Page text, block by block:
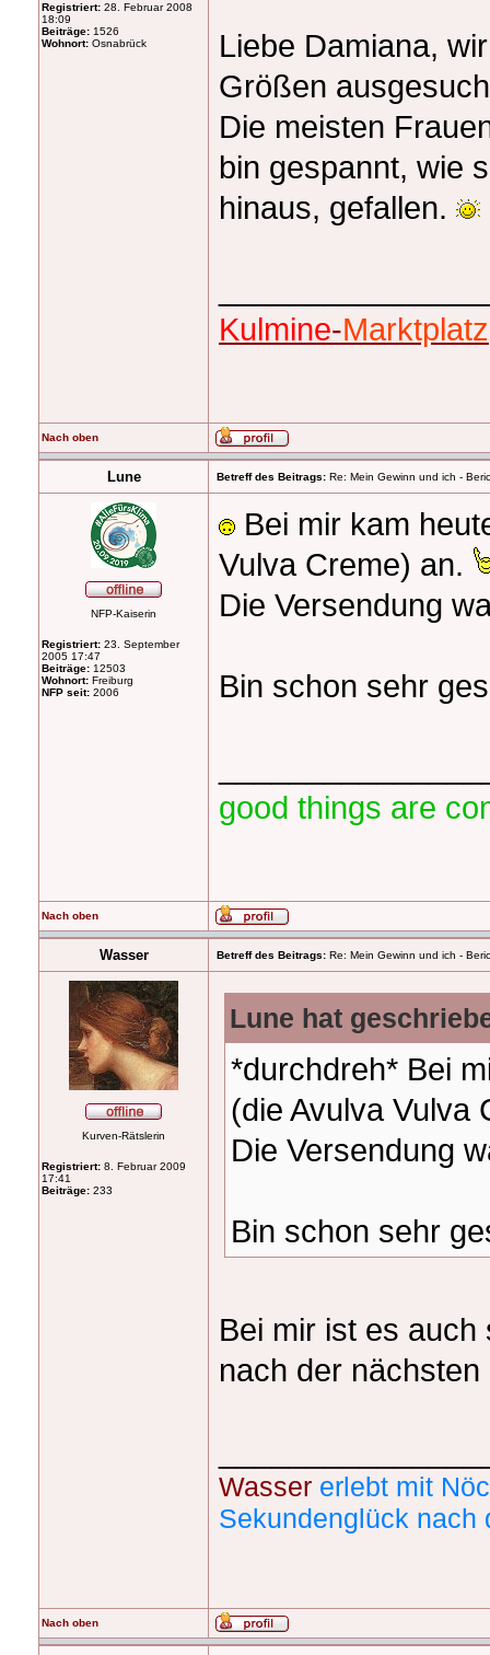
Registriert: 28. Februar 2008
18:09
Beiträge: 1526
Wohnort: Osnabrück
Liebe Damiana,
Größen
Die meisten
bin gespannt, wie
hinaus, gefallen.
Kulmine-Marktplatz
Nach oben
Lune Betreff des Beitrags: Re: Mein Gewinn und ich -
NFP-Kaiserin
Registriert: 23. September
2005 17:47
Beiträge: 12503
Wohnort: Freiburg
NFP seit: 2006
Bei mir kam
Vulva Creme) an.
Die Versendung
Bin schon sehr
good things are
Nach oben
Wasser Betreff des Beitrags: Re: Mein Gewinn und ich -
Kurven-Rätslerin
Registriert: 8. Februar 2009
17:41
Beiträge: 233
Lune hat
*durchdreh* Bei
(die Avulva Vulva
Die Versendung
Bin schon sehr
Bei mir ist es
nach der
Wasser erlebt mit
Sekundenglück
Nach oben